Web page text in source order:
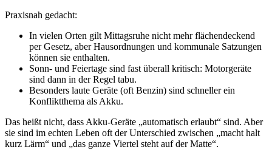
Praxisnah gedacht:
In vielen Orten gilt Mittagsruhe nicht mehr flächendeckend
per Gesetz, aber Hausordnungen und kommunale Satzungen
können sie enthalten.
Sonn- und Feiertage sind fast überall kritisch: Motorgeräte
sind dann in der Regel tabu.
Besonders laute Geräte (oft Benzin) sind schneller ein
Konfliktthema als Akku.
Das heißt nicht, dass Akku-Geräte „automatisch erlaubt“ sind. Aber
sie sind im echten Leben oft der Unterschied zwischen „macht halt
kurz Lärm“ und „das ganze Viertel steht auf der Matte“.